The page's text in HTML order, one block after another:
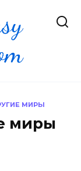
МИРЫ
миры